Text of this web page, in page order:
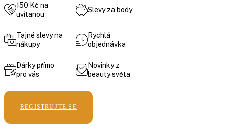
150 Kč na
uvítanou
Slevy za body
Tajné slevy na
nákupy
Rychlá
objednávka
Dárky přímo
pro vás
Novinky z
beauty světa
REGISTRUJTE SE